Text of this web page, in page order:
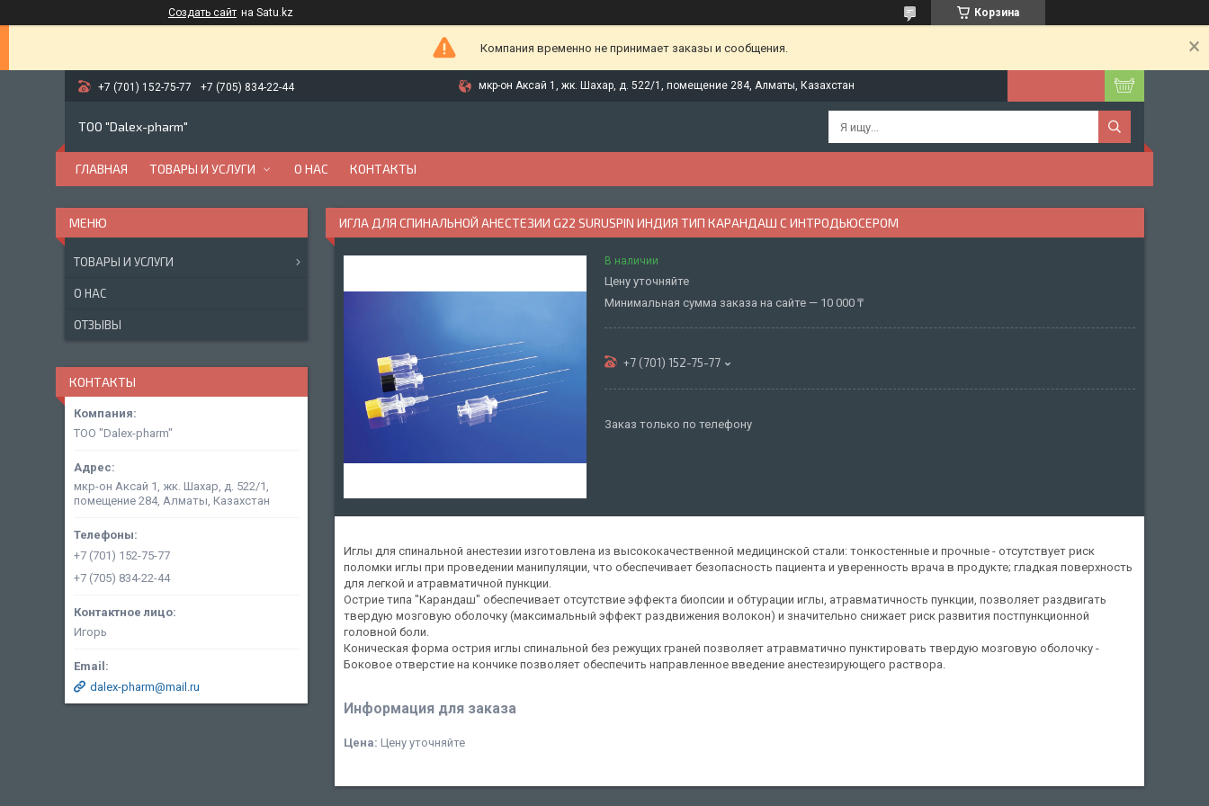
Создать сайт на Satu.kz Корзина
Компания временно не принимает заказы и сообщения.
+7 (701) 152-75-77 +7 (705) 834-22-44 мкр-он Аксай 1, жк. Шахар, д. 522/1, помещение 284, Алматы, Казахстан
ТОО "Dalex-pharm"
ГЛАВНАЯ ТОВАРЫ И УСЛУГИ О НАС КОНТАКТЫ
ИГЛА ДЛЯ СПИНАЛЬНОЙ АНЕСТЕЗИИ G22 SURUSPIN ИНДИЯ ТИП КАРАНДАШ С ИНТРОДЬЮСЕРОМ
В наличии
Цену уточняйте
Минимальная сумма заказа на сайте — 10 000 ₸
+7 (701) 152-75-77
Заказ только по телефону
Иглы для спинальной анестезии изготовлена из высококачественной медицинской стали: тонкостенные и прочные - отсутствует риск
поломки иглы при проведении манипуляции, что обеспечивает безопасность пациента и уверенность врача в продукте; гладкая поверхность
для легкой и атравматичной пункции.
Острие типа "Карандаш" обеспечивает отсутствие эффекта биопсии и обтурации иглы, атравматичность пункции, позволяет раздвигать
твердую мозговую оболочку (максимальный эффект раздвижения волокон) и значительно снижает риск развития постпункционной
головной боли.
Коническая форма острия иглы спинальной без режущих граней позволяет атравматично пунктировать твердую мозговую оболочку -
Боковое отверстие на кончике позволяет обеспечить направленное введение анестезирующего раствора.
Информация для заказа
Цена: Цену уточняйте
ТОВАРЫ И УСЛУГИ
О НАС
ОТЗЫВЫ
КОНТАКТЫ
ТОО "Dalex-pharm"
мкр-он Аксай 1, жк. Шахар, д. 522/1,
помещение 284, Алматы, Казахстан
+7 (701) 152-75-77
+7 (705) 834-22-44
Игорь
dalex-pharm@mail.ru